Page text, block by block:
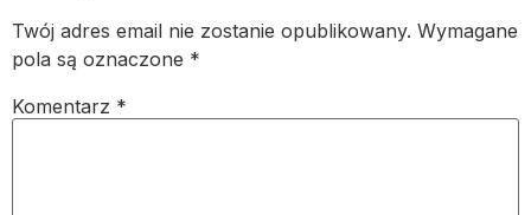
Twój adres email nie zostanie opublikowany. Wymagane
pola są oznaczone *
Komentarz *